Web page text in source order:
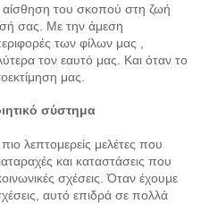
αίσθηση του σκοπού στη ζωή
σας. Με την άμεση
των φίλων μας ,
τον εαυτό μας. Και όταν το
μας.
σύστημα
πιο λεπτομερείς μελέτες που
και καταστάσεις που
σχέσεις. Όταν έχουμε
αυτό επιδρά σε πολλά